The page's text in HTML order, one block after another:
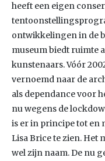
heeft een eigen
ontwikkelingen in de
museum biedt ruimte
kunstenaars. Vóór
vernoemd naar de
als dependance voor
nu wegens de
is er in principe tot en
Lisa Brice te zien. Het
wel zijn naam. De nu